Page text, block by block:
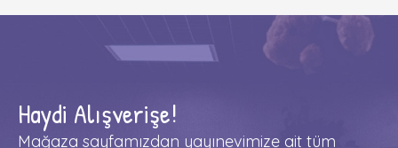
Haydi Alışverişe!
Mağaza sayfamızdan yayınevimize ait tüm